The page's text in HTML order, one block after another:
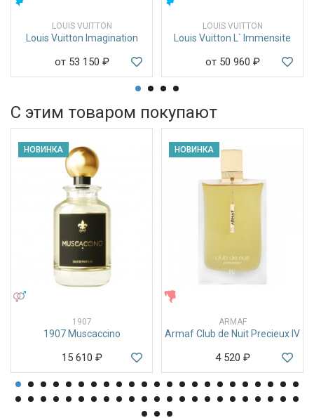
LOUIS VUITTON
Louis Vuitton Imagination
от 53 150 ₽
LOUIS VUITTON
Louis Vuitton L` Immensite
от 50 960 ₽
С этим товаром покупают
НОВИНКА
1907
1907 Muscaccino
15 610 ₽
НОВИНКА
ARMAF
Armaf Club de Nuit Precieux IV
4 520 ₽